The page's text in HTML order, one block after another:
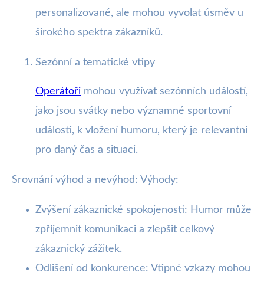
personalizované, ale mohou vyvolat úsměv u
širokého spektra zákazníků.
Sezónní a tematické vtipy
Operátoři mohou využívat sezónních událostí,
jako jsou svátky nebo významné sportovní
události, k vložení humoru, který je relevantní
pro daný čas a situaci.
Srovnání výhod a nevýhod: Výhody:
Zvýšení zákaznické spokojenosti: Humor může
zpříjemnit komunikaci a zlepšit celkový
zákaznický zážitek.
Odlišení od konkurence: Vtipné vzkazy mohou